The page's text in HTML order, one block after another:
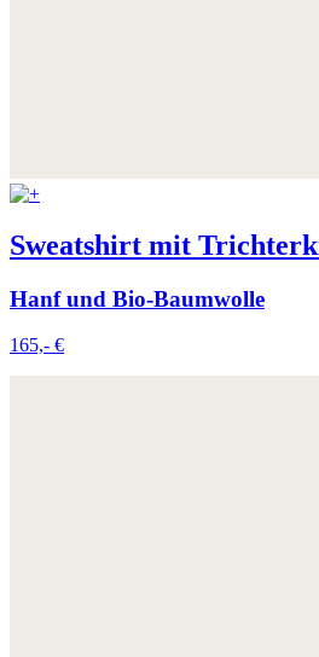
Sweatshirt mit
Hanf und Bio-Baumwolle
165,- €